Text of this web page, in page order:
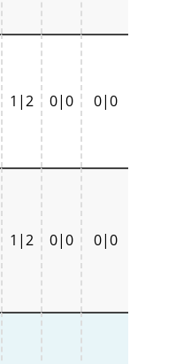
1|2 0|0 0|0
1|2 0|0 0|0